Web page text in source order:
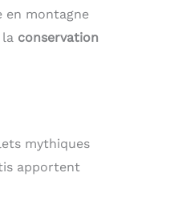
montagne
la conservation
mythiques
apportent